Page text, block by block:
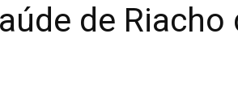
de Riacho